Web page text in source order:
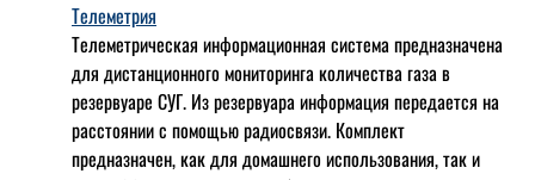
Телеметрия
Телеметрическая информационная система предназначена
для дистанционного мониторинга количества газа в
резервуаре СУГ. Из резервуара информация передается на
расстоянии с помощью радиосвязи. Комплект
предназначен, как для домашнего использования, так и